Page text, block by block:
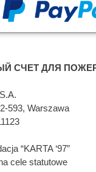
СЧЕТ ДЛЯ
593, Warszawa
“KARTA ‘97”
cele statutowe